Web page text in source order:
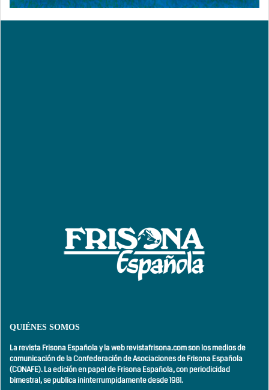
QUIÉNES SOMOS
La revista Frisona Española y la web revistafrisona.com son los medios de
comunicación de la Confederación de Asociaciones de Frisona Española
(CONAFE). La edición en papel de Frisona Española, conperiodicidad
bimestral,se publica ininterrumpidamente desde 1981.